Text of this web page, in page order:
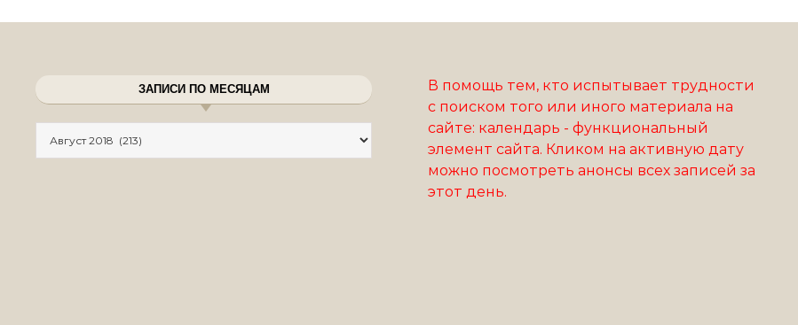
ЗАПИСИ ПО МЕСЯЦАМ
В помощь тем, кто испытывает трудности
с поиском того или иного материала на
сайте: календарь - функциональный
элемент сайта. Кликом на активную дату
можно посмотреть анонсы всех записей за
этот день.